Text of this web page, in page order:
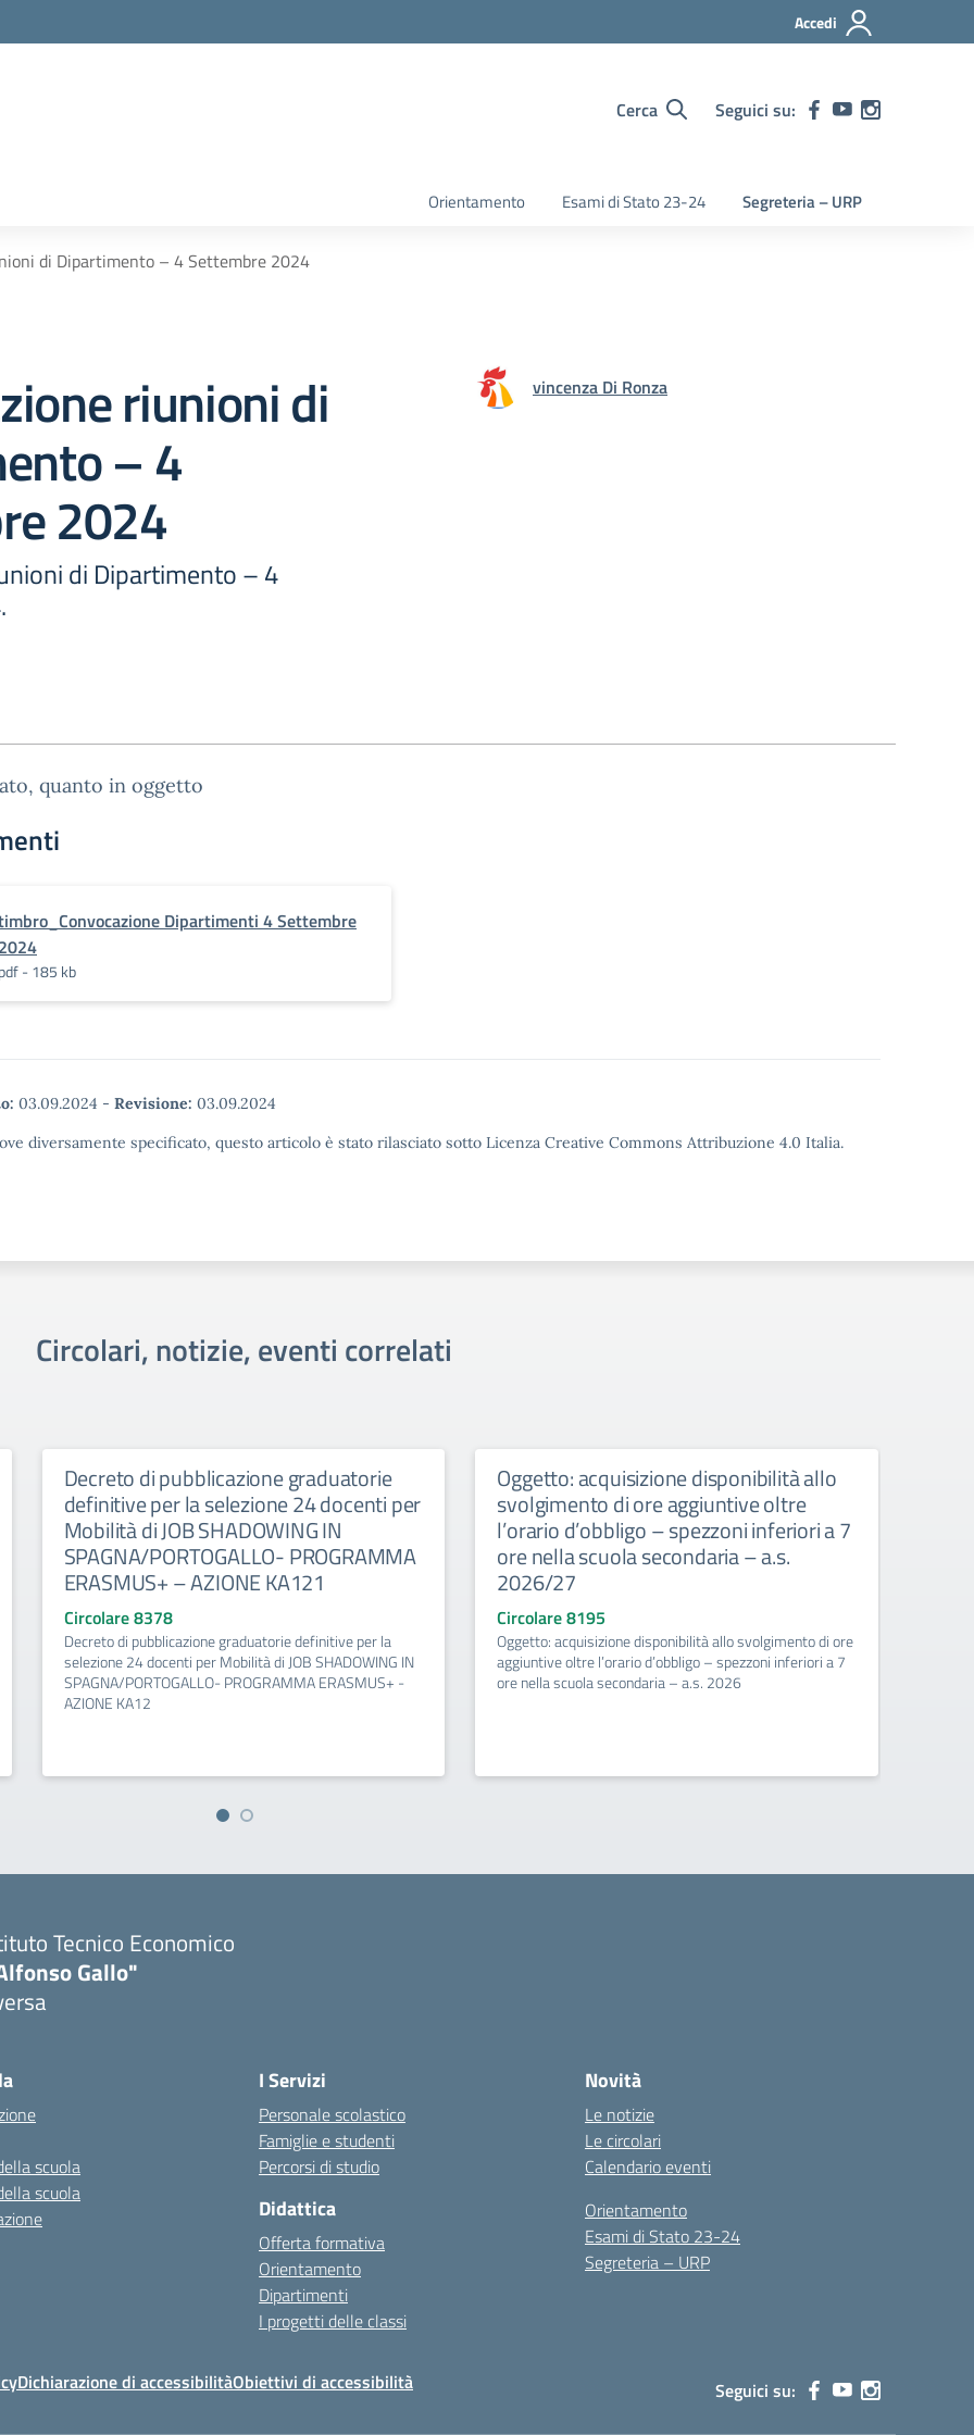
Accedi
Cerca Seguici su:
Orientamento Esami di Stato 23-24 Segreteria – URP
di Dipartimento – 4 Settembre 2024
riunioni di
– 4
2024
di Dipartimento – 4
vincenza Di Ronza
quanto in oggetto
Dipartimenti 4 Settembre
2024
pdf - 185 kb
03.09.2024 - Revisione: 03.09.2024
diversamente specificato, questo articolo è stato rilasciato sotto Licenza Creative Commons Attribuzione 4.0 Italia.
Circolari, notizie, eventi correlati
Decreto di pubblicazione graduatorie
definitive per la selezione 24 docenti per
Mobilità di JOB SHADOWING IN
SPAGNA/PORTOGALLO- PROGRAMMA
ERASMUS+ – AZIONE KA121
Circolare 8378
Decreto di pubblicazione graduatorie definitive per la
selezione 24 docenti per Mobilità di JOB SHADOWING IN
SPAGNA/PORTOGALLO- PROGRAMMA ERASMUS+ -
AZIONE KA12
Oggetto: acquisizione disponibilità allo
svolgimento di ore aggiuntive oltre
l’orario d’obbligo – spezzoni inferiori a 7
ore nella scuola secondaria – a.s.
2026/27
Circolare 8195
Oggetto: acquisizione disponibilità allo svolgimento di ore
aggiuntive oltre l’orario d’obbligo – spezzoni inferiori a 7
ore nella scuola secondaria – a.s. 2026
Tecnico Economico
Gallo"
scuola
scuola
I Servizi
Personale scolastico
Famiglie e studenti
Percorsi di studio
Didattica
Offerta formativa
Orientamento
Dipartimenti
I progetti delle classi
Novità
Le notizie
Le circolari
Calendario eventi
Orientamento
Esami di Stato 23-24
Segreteria – URP
Dichiarazione di accessibilitàObiettivi di accessibilità Seguici su: